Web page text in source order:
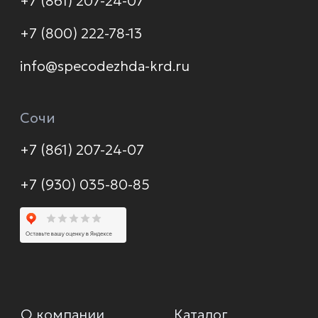
© 2026 Формула защиты